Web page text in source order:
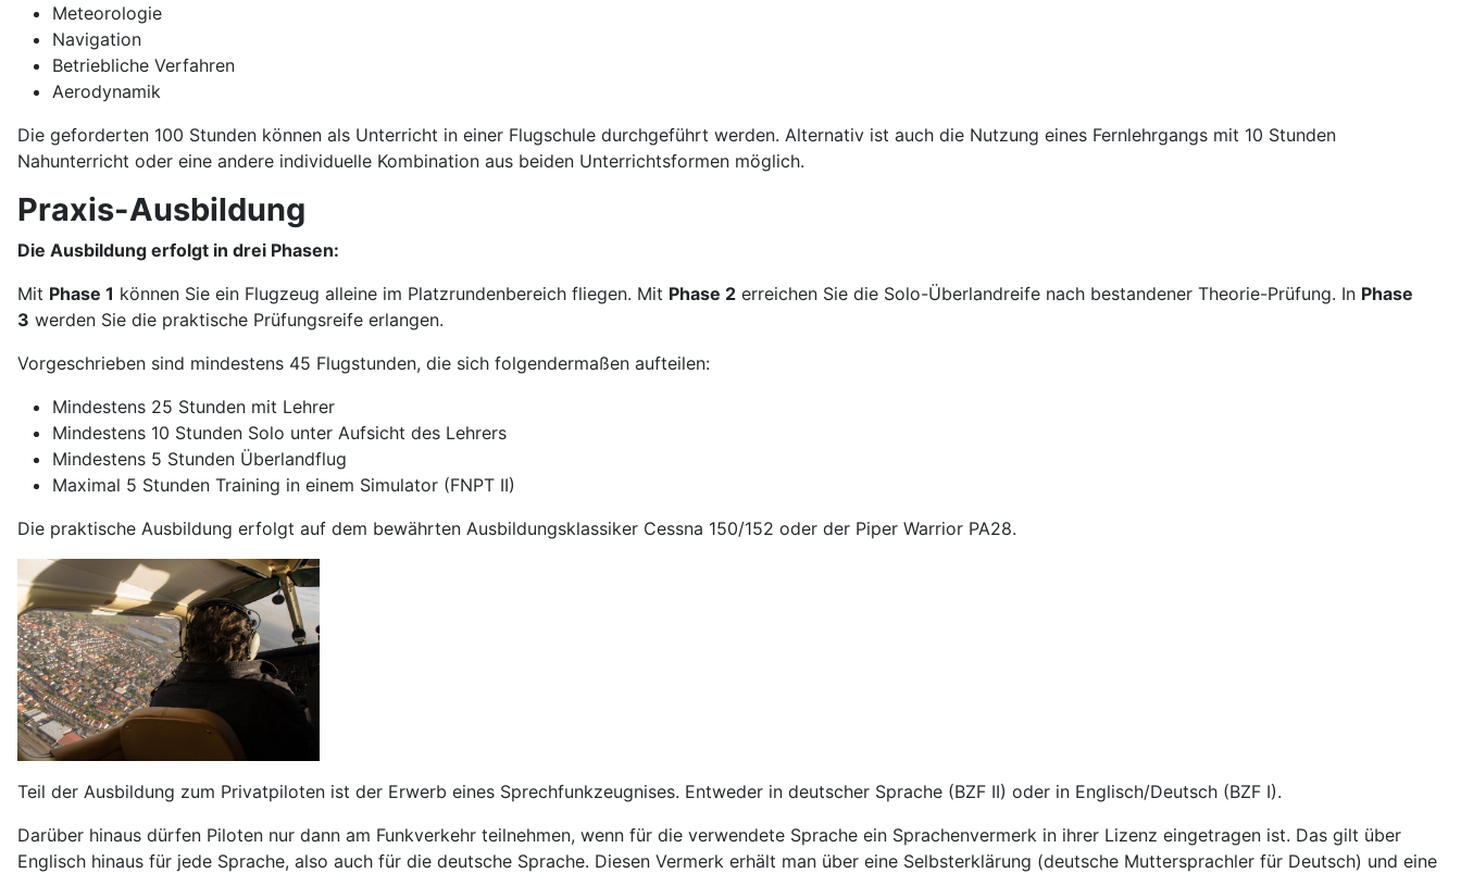
Meteorologie
Navigation
Betriebliche Verfahren
Aerodynamik
Die geforderten 100 Stunden können als Unterricht in einer Flugschule durchgeführt werden. Alternativ ist auch die Nutzung eines Fernlehrgangs mit 10 Stunden
Nahunterricht oder eine andere individuelle Kombination aus beiden Unterrichtsformen möglich.
Praxis-Ausbildung
Die Ausbildung erfolgt in drei Phasen:
Mit Phase 1 können Sie ein Flugzeug alleine im Platzrundenbereich fliegen. Mit Phase 2 erreichen Sie die Solo-Überlandreife nach bestandener Theorie-Prüfung. In Phase
3 werden Sie die praktische Prüfungsreife erlangen.
Vorgeschrieben sind mindestens 45 Flugstunden, die sich folgendermaßen aufteilen:
Mindestens 25 Stunden mit Lehrer
Mindestens 10 Stunden Solo unter Aufsicht des Lehrers
Mindestens 5 Stunden Überlandflug
Maximal 5 Stunden Training in einem Simulator (FNPT II)
Die praktische Ausbildung erfolgt auf dem bewährten Ausbildungsklassiker Cessna 150/152 oder der Piper Warrior PA28.
Teil der Ausbildung zum Privatpiloten ist der Erwerb eines Sprechfunkzeugnises. Entweder in deutscher Sprache (BZF II) oder in Englisch/Deutsch (BZF I).
Darüber hinaus dürfen Piloten nur dann am Funkverkehr teilnehmen, wenn für die verwendete Sprache ein Sprachenvermerk in ihrer Lizenz eingetragen ist. Das gilt über
Englisch hinaus für jede Sprache, also auch für die deutsche Sprache. Diesen Vermerk erhält man über eine Selbsterklärung (deutsche Muttersprachler für Deutsch) und eine